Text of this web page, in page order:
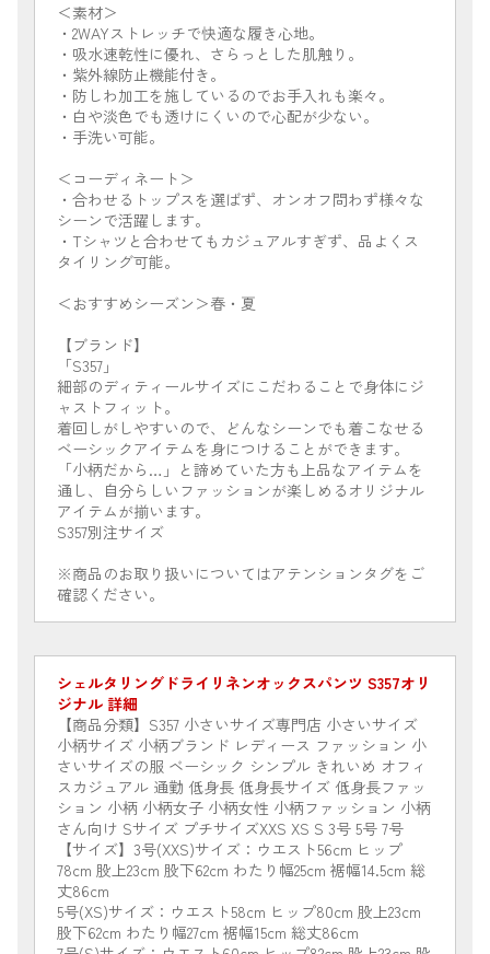
＜素材＞
・2WAYストレッチで快適な履き心地。
・吸水速乾性に優れ、さらっとした肌触り。
・紫外線防止機能付き。
・防しわ加工を施しているのでお手入れも楽々。
・白や淡色でも透けにくいので心配が少ない。
・手洗い可能。
＜コーディネート＞
・合わせるトップスを選ばず、オンオフ問わず様々な
シーンで活躍します。
・Tシャツと合わせてもカジュアルすぎず、品よくス
タイリング可能。
＜おすすめシーズン＞春・夏
【ブランド】
「S357」
細部のディティールサイズにこだわることで身体にジ
ャストフィット。
着回しがしやすいので、どんなシーンでも着こなせる
ベーシックアイテムを身につけることができます。
「小柄だから…」と諦めていた方も上品なアイテムを
通し、自分らしいファッションが楽しめるオリジナル
アイテムが揃います。
S357別注サイズ
※商品のお取り扱いについてはアテンションタグをご
確認ください。
シェルタリングドライリネンオックスパンツ S357オリ
ジナル 詳細
【商品分類】S357 小さいサイズ専門店 小さいサイズ
小柄サイズ 小柄ブランド レディース ファッション 小
さいサイズの服 ベーシック シンプル きれいめ オフィ
スカジュアル 通勤 低身長 低身長サイズ 低身長ファッ
ション 小柄 小柄女子 小柄女性 小柄ファッション 小柄
さん向け Sサイズ プチサイズXXS XS S 3号 5号 7号
【サイズ】3号(XXS)サイズ：ウエスト56cm ヒップ
78cm 股上23cm 股下62cm わたり幅25cm 裾幅14.5cm 総
丈86cm
5号(XS)サイズ：ウエスト58cm ヒップ80cm 股上23cm
股下62cm わたり幅27cm 裾幅15cm 総丈86cm